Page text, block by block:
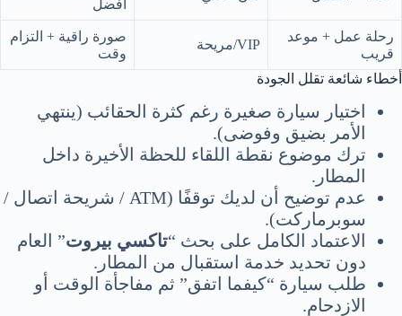
أفضل
رحلة عمل + موعد
قريب
VIP/مريحة
صورة راقية + التزام
وقت
أخطاء شائعة تقلل الجودة
اختيار سيارة صغيرة رغم كثرة الحقائب (ينتهي
الأمر بضيق وفوضى).
ترك موضوع نقطة اللقاء للحظة الأخيرة داخل
المطار.
عدم توضيح أن لديك توقفًا (ATM / شريحة اتصال /
سوبرماركت).
الاعتماد الكامل على بحث “تاكسي بيروت” العام
دون تحديد خدمة استقبال من المطار.
طلب سيارة “كيفما اتفق” ثم مفاجأة الوقت أو
الازدحام.